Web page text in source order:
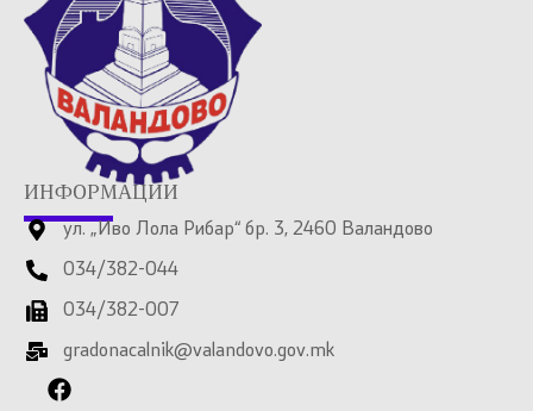
ИНФОРМАЦИИ
ул. „Иво Лола Рибар“ бр. 3, 2460 Валандово
034/382-044
034/382-007
gradonacalnik@valandovo.gov.mk